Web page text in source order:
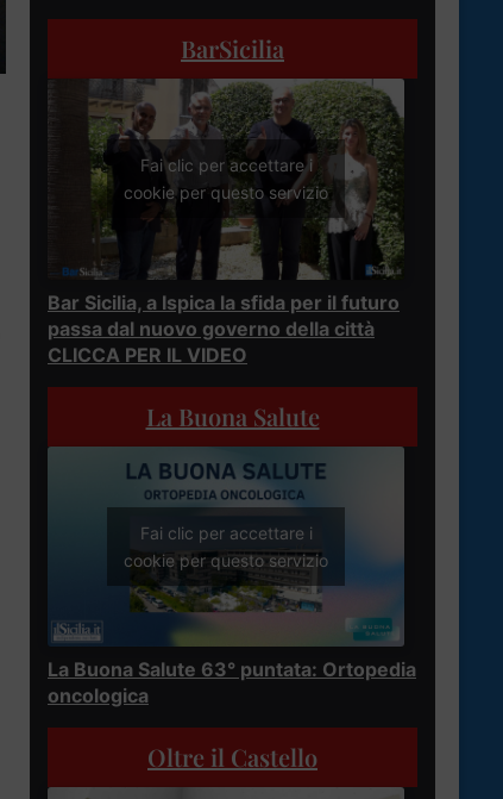
BarSicilia
Fai clic per accettare i
cookie per questo servizio
Bar Sicilia, a Ispica la sfida per il futuro
passa dal nuovo governo della città
CLICCA PER IL VIDEO
La Buona Salute
Fai clic per accettare i
cookie per questo servizio
La Buona Salute 63° puntata: Ortopedia
oncologica
Oltre il Castello